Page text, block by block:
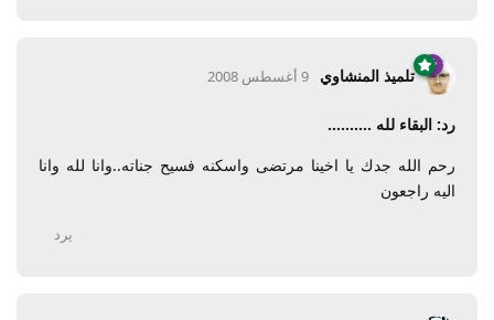
تلميذ المنشاوي 9 أغسطس 2008
رد: البقاء لله ..........
رحم الله جدك يا اخينا مرتضى واسكنه فسيح جناته..وانا لله وانا
اليه راجعون
يرد